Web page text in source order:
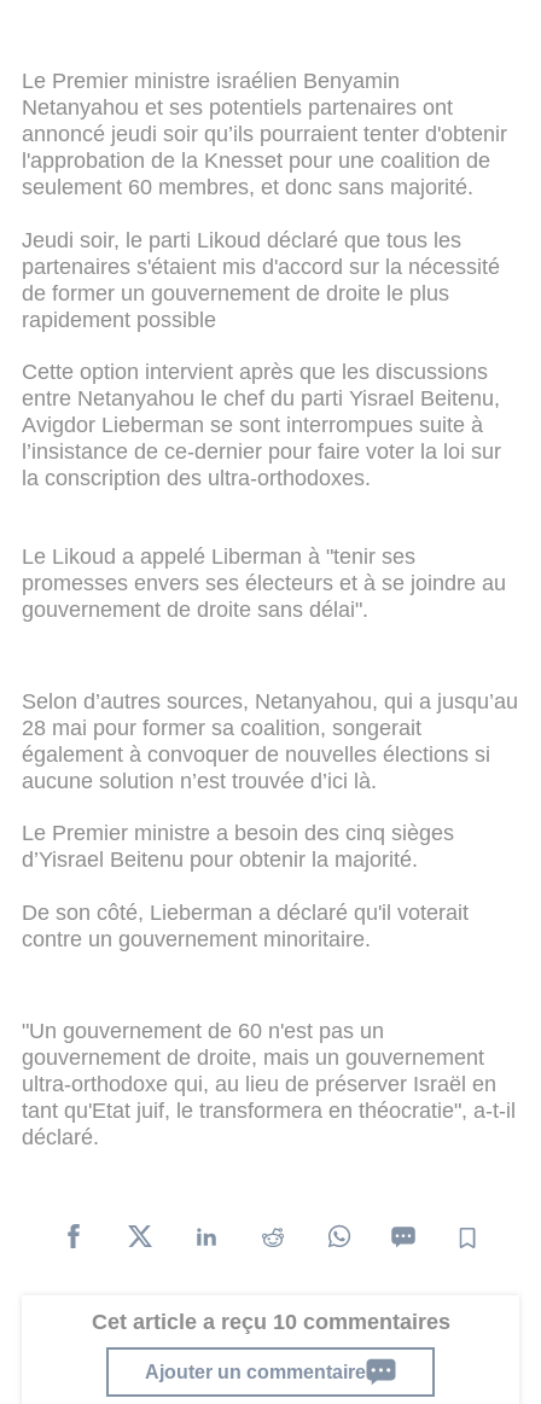
Le Premier ministre israélien Benyamin
Netanyahou et ses potentiels partenaires ont
annoncé jeudi soir qu’ils pourraient tenter d'obtenir
l'approbation de la Knesset pour une coalition de
seulement 60 membres, et donc sans majorité.
Jeudi soir, le parti Likoud déclaré que tous les
partenaires s'étaient mis d'accord sur la nécessité
de former un gouvernement de droite le plus
rapidement possible
Cette option intervient après que les discussions
entre Netanyahou le chef du parti Yisrael Beitenu,
Avigdor Lieberman se sont interrompues suite à
l’insistance de ce-dernier pour faire voter la loi sur
la conscription des ultra-orthodoxes.
Le Likoud a appelé Liberman à "tenir ses
promesses envers ses électeurs et à se joindre au
gouvernement de droite sans délai".
Selon d’autres sources, Netanyahou, qui a jusqu’au
28 mai pour former sa coalition, songerait
également à convoquer de nouvelles élections si
aucune solution n’est trouvée d’ici là.
Le Premier ministre a besoin des cinq sièges
d’Yisrael Beitenu pour obtenir la majorité.
De son côté, Lieberman a déclaré qu'il voterait
contre un gouvernement minoritaire.
"Un gouvernement de 60 n'est pas un
gouvernement de droite, mais un gouvernement
ultra-orthodoxe qui, au lieu de préserver Israël en
tant qu'Etat juif, le transformera en théocratie", a-t-il
déclaré.
Cet article a reçu 10 commentaires
Ajouter un commentaire